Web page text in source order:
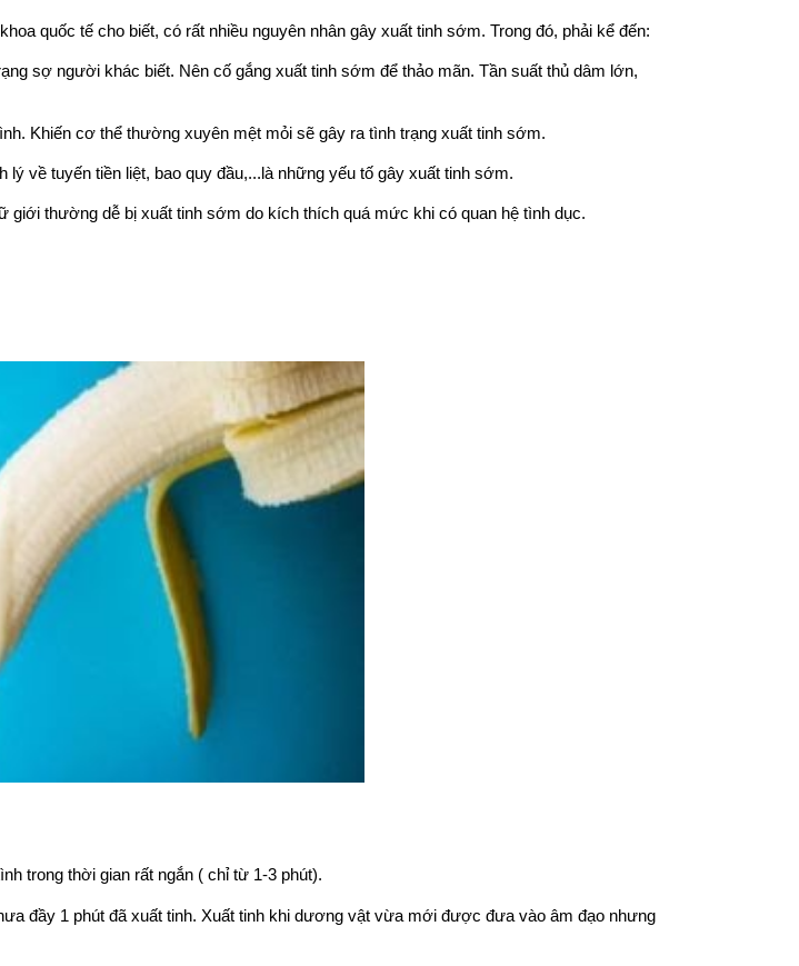
quốc tế cho biết, có rất nhiều nguyên nhân gây xuất tinh sớm. Trong đó, phải kể đến:
sợ người khác biết. Nên cố gắng xuất tinh sớm để thảo mãn. Tần suất thủ dâm lớn,
Khiến cơ thể thường xuyên mệt mỏi sẽ gây ra tình trạng xuất tinh sớm.
về tuyến tiền liệt, bao quy đầu,...là những yếu tố gây xuất tinh sớm.
giới thường dễ bị xuất tinh sớm do kích thích quá mức khi có quan hệ tình dục.
trong thời gian rất ngắn ( chỉ từ 1-3 phút).
đầy 1 phút đã xuất tinh. Xuất tinh khi dương vật vừa mới được đưa vào âm đạo nhưng